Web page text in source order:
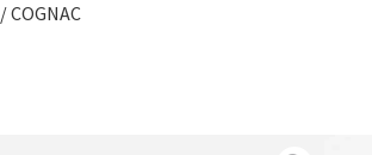
/ COGNAC